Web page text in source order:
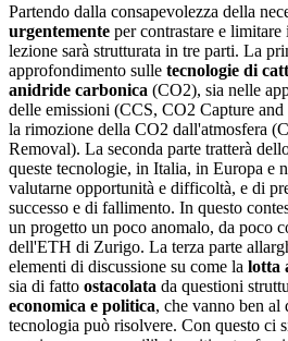
Partendo dalla consapevolezza della
urgentemente per contrastare e
lezione sarà strutturata in tre parti. La
approfondimento sulle tecnologie di
anidride carbonica (CO2), sia nelle
delle emissioni (CCS, CO2 Capture
la rimozione della CO2 dall'atmosfera
Removal). La seconda parte tratterà
queste tecnologie, in Italia, in Europa e
valutarne opportunità e difficoltà, e di
successo e di fallimento. In questo
un progetto un poco anomalo, da poco
dell'ETH di Zurigo. La terza parte
elementi di discussione su come la lotta
sia di fatto ostacolata da questioni
economica e politica, che vanno ben al
tecnologia può risolvere. Con questo ci